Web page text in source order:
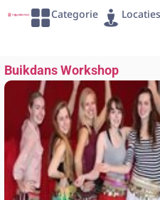
Categorie Locaties
Buikdans Workshop